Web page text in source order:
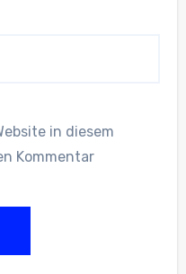
in diesem
Kommentar